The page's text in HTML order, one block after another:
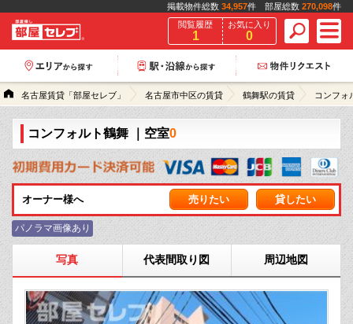
掲載物件総数 34,957件 部屋総数 270,098件
閲覧履歴
1
お気に入り
0
名古屋賃貸「部屋セレブ」 名古屋市中区の賃貸 鶴舞駅の賃貸 コンフォ
コンフォルト鶴舞 ｜空室0
オーナー様へ 売りたい 貸したい
パノラマ画像あり
写真 代表間取り図 周辺地図